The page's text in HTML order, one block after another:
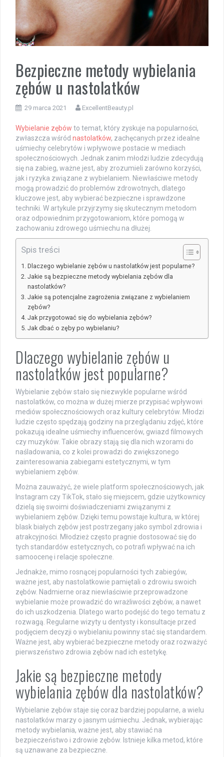
Bezpieczne metody wybielania
zębów u nastolatków
29 marca 2021 ExcellentBeauty.pl
Wybielanie zębów to temat, który zyskuje na popularności,
zwłaszcza wśród nastolatków, zachęcanych przez idealne
uśmiechy celebrytów i wpływowe postacie w mediach
społecznościowych. Jednak zanim młodzi ludzie zdecydują
się na zabieg, ważne jest, aby zrozumieli zarówno korzyści,
jak i ryzyka związane z wybielaniem. Niewłaściwe metody
mogą prowadzić do problemów zdrowotnych, dlatego
kluczowe jest, aby wybierać bezpieczne i sprawdzone
techniki. W artykule przyjrzymy się skutecznym metodom
oraz odpowiednim przygotowaniom, które pomogą w
zachowaniu zdrowego uśmiechu na dłużej.
Spis treści
Dlaczego wybielanie zębów u nastolatków jest popularne?
Jakie są bezpieczne metody wybielania zębów dla
nastolatków?
Jakie są potencjalne zagrożenia związane z wybielaniem
zębów?
Jak przygotować się do wybielania zębów?
Jak dbać o zęby po wybielaniu?
Dlaczego wybielanie zębów u
nastolatków jest popularne?
Wybielanie zębów stało się niezwykle popularne wśród
nastolatków, co można w dużej mierze przypisać wpływowi
mediów społecznościowych oraz kultury celebrytów. Młodzi
ludzie często spędzają godziny na przeglądaniu zdjęć, które
pokazują idealne uśmiechy influencerów, gwiazd filmowych
czy muzyków. Takie obrazy stają się dla nich wzorami do
naśladowania, co z kolei prowadzi do zwiększonego
zainteresowania zabiegami estetycznymi, w tym
wybielaniem zębów.
Można zauważyć, że wiele platform społecznościowych, jak
Instagram czy TikTok, stało się miejscem, gdzie użytkownicy
dzielą się swoimi doświadczeniami związanymi z
wybielaniem zębów. Dzięki temu powstaje kultura, w której
blask białych zębów jest postrzegany jako symbol zdrowia i
atrakcyjności. Młodzież często pragnie dostosować się do
tych standardów estetycznych, co potrafi wpływać na ich
samoocenę i relacje społeczne.
Jednakże, mimo rosnącej popularności tych zabiegów,
ważne jest, aby nastolatkowie pamiętali o zdrowiu swoich
zębów. Nadmierne oraz niewłaściwie przeprowadzone
wybielanie może prowadzić do wrażliwości zębów, a nawet
do ich uszkodzenia. Dlatego warto podejść do tego tematu z
rozwagą. Regularne wizyty u dentysty i konsultacje przed
podjęciem decyzji o wybielaniu powinny stać się standardem.
Ważne jest, aby wybierać bezpieczne metody oraz rozważyć
pierwszeństwo zdrowia zębów nad ich estetykę.
Jakie są bezpieczne metody
wybielania zębów dla nastolatków?
Wybielanie zębów staje się coraz bardziej popularne, a wielu
nastolatków marzy o jasnym uśmiechu. Jednak, wybierając
metody wybielania, ważne jest, aby stawiać na
bezpieczeństwo i zdrowie zębów. Istnieje kilka metod, które
są uznawane za bezpieczne.